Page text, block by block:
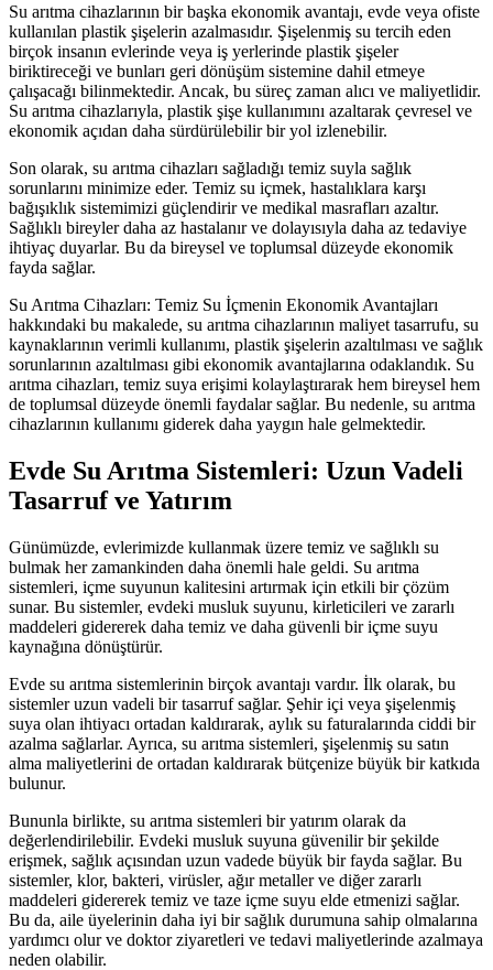
Su arıtma cihazlarının bir başka ekonomik avantajı, evde veya ofiste
kullanılan plastik şişelerin azalmasıdır. Şişelenmiş su tercih eden
birçok insanın evlerinde veya iş yerlerinde plastik şişeler
biriktireceği ve bunları geri dönüşüm sistemine dahil etmeye
çalışacağı bilinmektedir. Ancak, bu süreç zaman alıcı ve maliyetlidir.
Su arıtma cihazlarıyla, plastik şişe kullanımını azaltarak çevresel ve
ekonomik açıdan daha sürdürülebilir bir yol izlenebilir.
Son olarak, su arıtma cihazları sağladığı temiz suyla sağlık
sorunlarını minimize eder. Temiz su içmek, hastalıklara karşı
bağışıklık sistemimizi güçlendirir ve medikal masrafları azaltır.
Sağlıklı bireyler daha az hastalanır ve dolayısıyla daha az tedaviye
ihtiyaç duyarlar. Bu da bireysel ve toplumsal düzeyde ekonomik
fayda sağlar.
Su Arıtma Cihazları: Temiz Su İçmenin Ekonomik Avantajları
hakkındaki bu makalede, su arıtma cihazlarının maliyet tasarrufu, su
kaynaklarının verimli kullanımı, plastik şişelerin azaltılması ve sağlık
sorunlarının azaltılması gibi ekonomik avantajlarına odaklandık. Su
arıtma cihazları, temiz suya erişimi kolaylaştırarak hem bireysel hem
de toplumsal düzeyde önemli faydalar sağlar. Bu nedenle, su arıtma
cihazlarının kullanımı giderek daha yaygın hale gelmektedir.
Evde Su Arıtma Sistemleri: Uzun Vadeli
Tasarruf ve Yatırım
Günümüzde, evlerimizde kullanmak üzere temiz ve sağlıklı su
bulmak her zamankinden daha önemli hale geldi. Su arıtma
sistemleri, içme suyunun kalitesini artırmak için etkili bir çözüm
sunar. Bu sistemler, evdeki musluk suyunu, kirleticileri ve zararlı
maddeleri gidererek daha temiz ve daha güvenli bir içme suyu
kaynağına dönüştürür.
Evde su arıtma sistemlerinin birçok avantajı vardır. İlk olarak, bu
sistemler uzun vadeli bir tasarruf sağlar. Şehir içi veya şişelenmiş
suya olan ihtiyacı ortadan kaldırarak, aylık su faturalarında ciddi bir
azalma sağlarlar. Ayrıca, su arıtma sistemleri, şişelenmiş su satın
alma maliyetlerini de ortadan kaldırarak bütçenize büyük bir katkıda
bulunur.
Bununla birlikte, su arıtma sistemleri bir yatırım olarak da
değerlendirilebilir. Evdeki musluk suyuna güvenilir bir şekilde
erişmek, sağlık açısından uzun vadede büyük bir fayda sağlar. Bu
sistemler, klor, bakteri, virüsler, ağır metaller ve diğer zararlı
maddeleri gidererek temiz ve taze içme suyu elde etmenizi sağlar.
Bu da, aile üyelerinin daha iyi bir sağlık durumuna sahip olmalarına
yardımcı olur ve doktor ziyaretleri ve tedavi maliyetlerinde azalmaya
neden olabilir.